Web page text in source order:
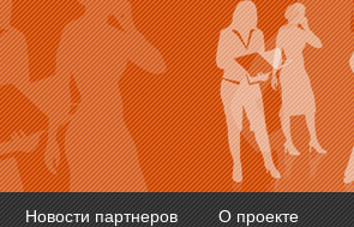
Новости партнеров О проекте